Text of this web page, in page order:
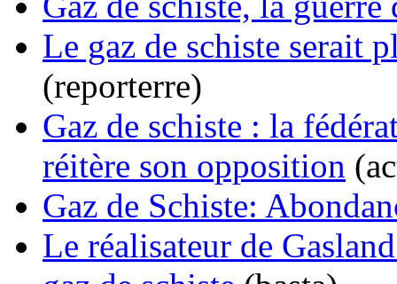
Le gaz de schiste serait
(reporterre)
Gaz de schiste : la
réitère son opposition
Gaz de Schiste:
Le réalisateur de